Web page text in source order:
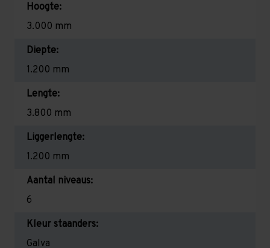
Hoogte:
3.000 mm
Diepte:
1.200 mm
Lengte:
3.800 mm
Liggerlengte:
1.200 mm
Aantal niveaus:
6
Kleur staanders:
Galva